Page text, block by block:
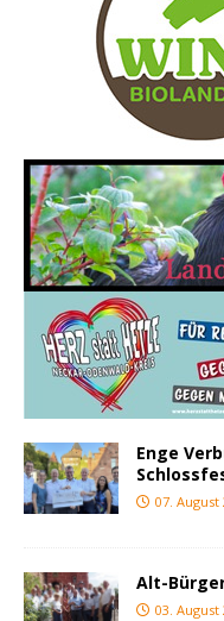
Enge
07. August
Alt-
03. August